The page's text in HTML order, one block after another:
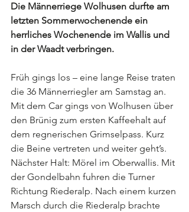
Die Männerriege Wolhusen durfte am
letzten Sommerwochenende ein
herrliches Wochenende im Wallis und
in der Waadt verbringen.
Früh gings los – eine lange Reise traten
die 36 Männerriegler am Samstag an.
Mit dem Car gings von Wolhusen über
den Brünig zum ersten Kaffeehalt auf
dem regnerischen Grimselpass. Kurz
die Beine vertreten und weiter geht’s.
Nächster Halt: Mörel im Oberwallis. Mit
der Gondelbahn fuhren die Turner
Richtung Riederalp. Nach einem kurzen
Marsch durch die Riederalp brachte